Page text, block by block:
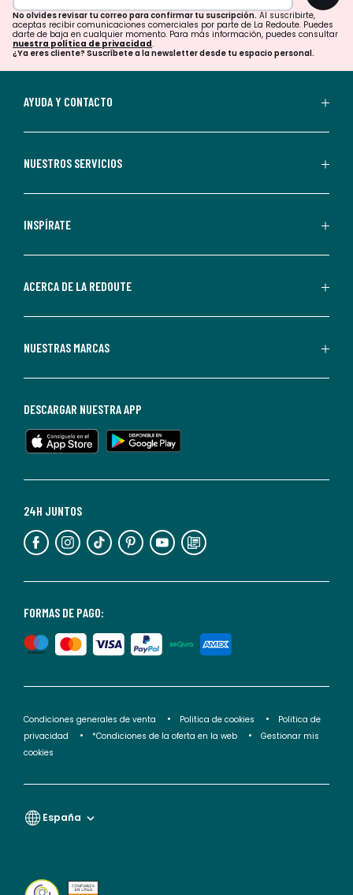
para
confirmar
tu
suscripción.
aceptas
comerciales
personalizadas
parte
Redoute.
de
en
cualquier
Para
información,
puedes
nuestra
de
privacidad</2>.
No olvides revisar tu correo para confirmar tu suscripción. Al suscribirte,
aceptas recibir comunicaciones comerciales por parte de La Redoute. Puedes
darte de baja en cualquier momento. Para más información, puedes consultar
nuestra política de privacidad.
¿Ya eres cliente? Suscríbete a la newsletter desde tu espacio personal.
AYUDA Y CONTACTO
NUESTROS SERVICIOS
INSPÍRATE
ACERCA DE LA REDOUTE
NUESTRAS MARCAS
FORMAS DE PAGO:
24H JUNTOS
DESCARGAR NUESTRA APP
Condiciones generales de venta Politica de cookies
Politica de
privacidad
*Condiciones de la oferta en la web
Gestionar mis
cookies
España